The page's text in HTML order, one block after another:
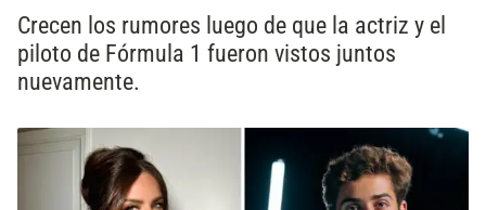
Crecen los rumores luego de que la actriz y el
piloto de Fórmula 1 fueron vistos juntos
nuevamente.